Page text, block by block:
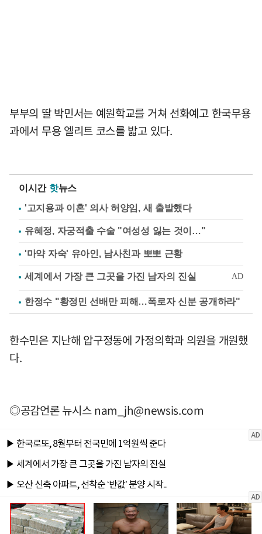
부부의 딸 박민서는 예원학교를 거쳐 선화예고 한국무용
과에서 무용 엘리트 코스를 밟고 있다.
이시간 핫뉴스
'고지용과 이혼' 의사 허양임, 새 출발했다
유혜정, 자궁적출 수술 "여성성 잃는 것이…"
'마약 자숙' 유아인, 남사친과 뽀뽀 근황
한정수 "황정민 선배만 피해…폭로자 신분 공개하라"
한수민은 지난해 압구정동에 가정의학과 의원을 개원했
다.
◎공감언론 뉴시스nam_jh@newsis.com